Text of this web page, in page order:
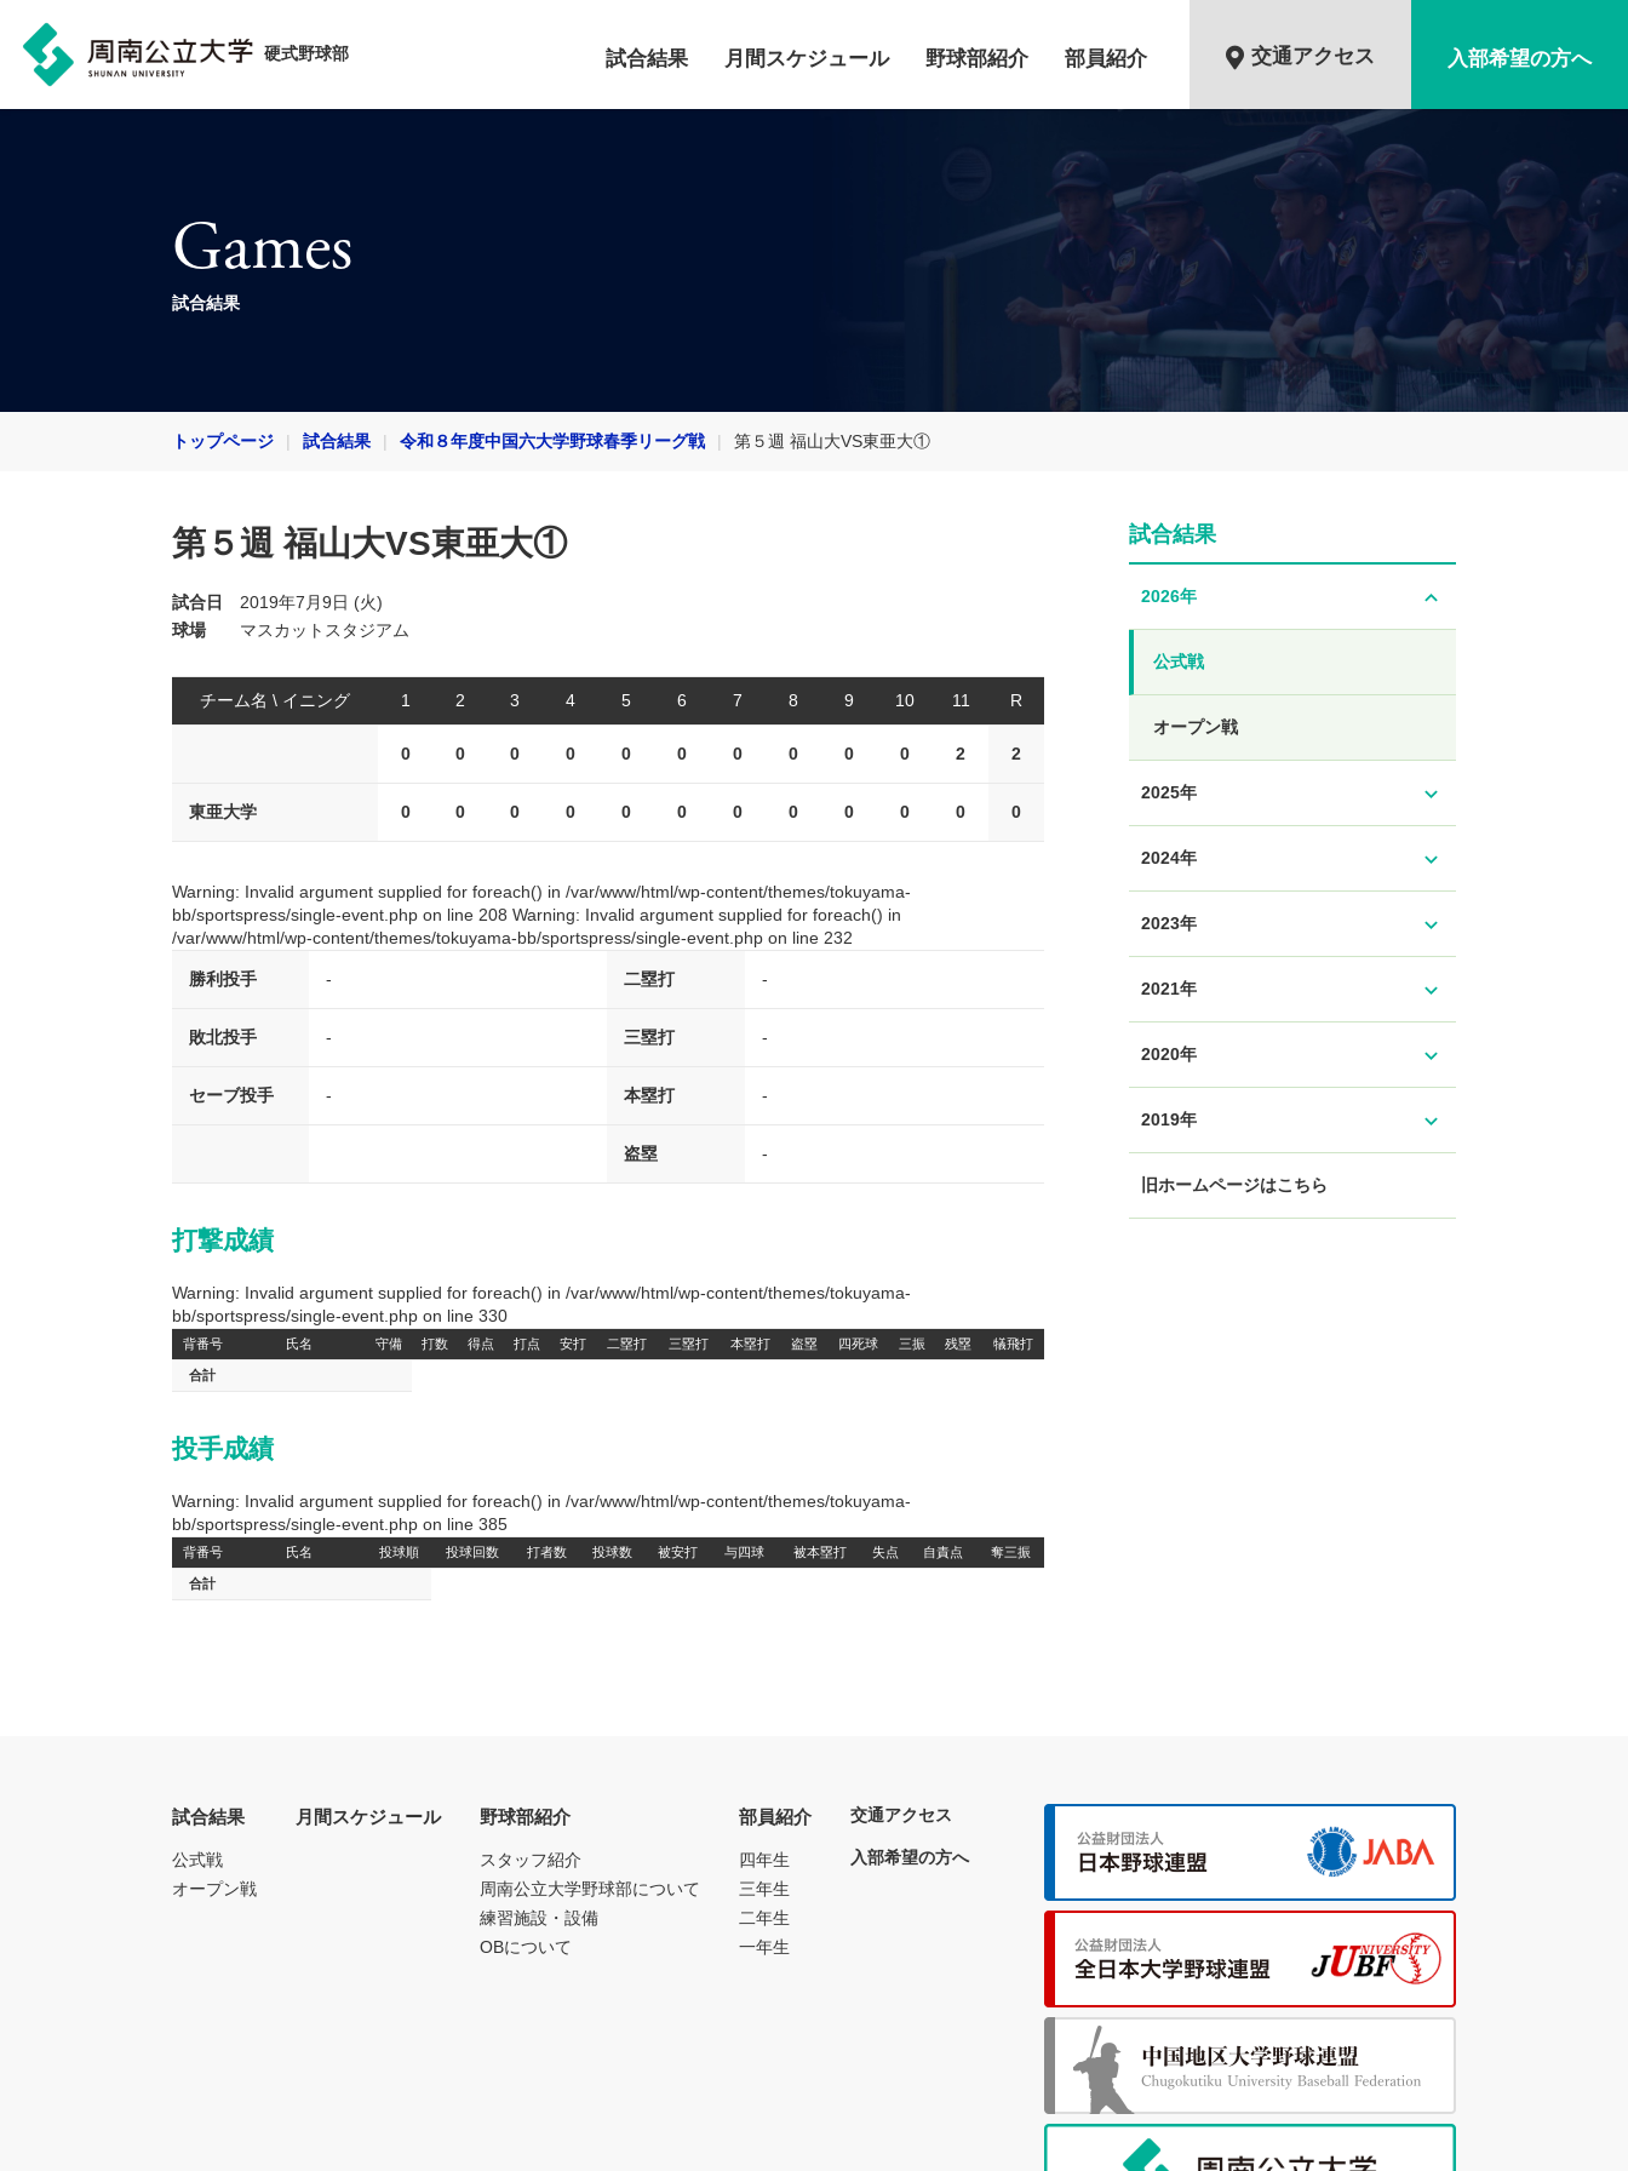
硬式野球部 試合結果 月間スケジュール 野球部紹介 部員紹介 交通アクセス 入部希望の方へ
Games
試合結果
トップページ 試合結果 令和８年度中国六大学野球春季リーグ戦 第５週 福山大VS東亜大①
第５週 福山大VS東亜大①
試合日
2019年7月9日 (火)
球場
マスカットスタジアム
チーム名 \ イニング 1 2 3 4 5 6 7 8 9 10 11 R
0 0 0 0 0 0 0 0 0 0 2 2
東亜大学 0 0 0 0 0 0 0 0 0 0 0 0
Warning: Invalid argument supplied for foreach() in /var/www/html/wp-content/themes/tokuyama-
bb/sportspress/single-event.php on line 208 Warning: Invalid argument supplied for foreach() in
/var/www/html/wp-content/themes/tokuyama-bb/sportspress/single-event.php on line 232
勝利投手 - 二塁打 -
敗北投手 - 三塁打 -
セーブ投手 - 本塁打 -
盗塁 -
打撃成績
Warning: Invalid argument supplied for foreach() in /var/www/html/wp-content/themes/tokuyama-
bb/sportspress/single-event.php on line 330
背番号 氏名 守備 打数 得点 打点 安打 二塁打 三塁打 本塁打 盗塁 四死球 三振 残塁 犠飛打
合計
投手成績
Warning: Invalid argument supplied for foreach() in /var/www/html/wp-content/themes/tokuyama-
bb/sportspress/single-event.php on line 385
背番号 氏名 投球順 投球回数 打者数 投球数 被安打 与四球 被本塁打 失点 自責点 奪三振
合計
試合結果
2026年 expand_less
公式戦
オープン戦
2025年 expand_more
2024年 expand_more
2023年 expand_more
2021年 expand_more
2020年 expand_more
2019年 expand_more
旧ホームページはこちら
試合結果
公式戦
オープン戦
月間スケジュール 野球部紹介
スタッフ紹介
周南公立大学野球部について
練習施設・設備
OBについて
部員紹介
四年生
三年生
二年生
一年生
交通アクセス
入部希望の方へ